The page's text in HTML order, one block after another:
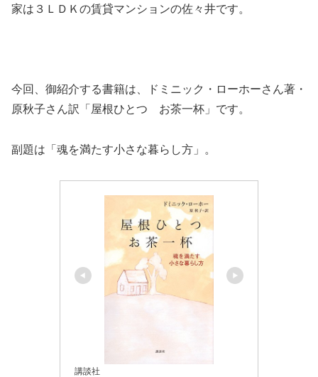
家は３ＬＤＫの賃貸マンションの佐々井です。
今回、御紹介する書籍は、ドミニック・ローホーさん著・
原秋子さん訳「屋根ひとつ お茶一杯」です。
副題は「魂を満たす小さな暮らし方」。
講談社